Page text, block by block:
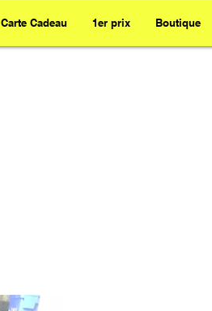
Carte Cadeau 1er prix Boutique